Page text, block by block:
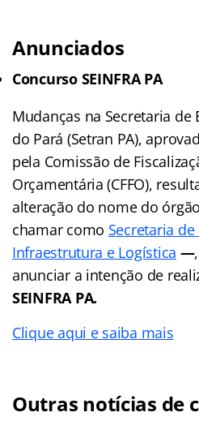
Anunciados
Concurso SEINFRA PA
Mudanças na Secretaria de
do Pará (Setran PA),
pela Comissão de
Orçamentária (CFFO),
alteração do nome do órgão
chamar como Secretaria
Infraestrutura e Logística —
anunciar a intenção de
SEINFRA PA.
Clique aqui e saiba mais
Outras notícias de